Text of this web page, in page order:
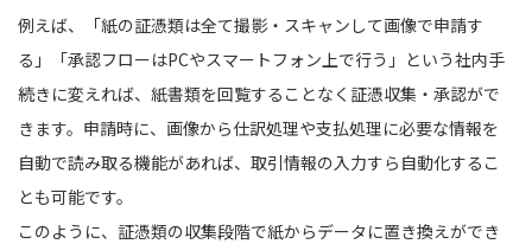
例えば、「紙の証憑類は全て撮影・スキャンして画像で申請す
る」「承認フローはPCやスマートフォン上で行う」という社内手
続きに変えれば、紙書類を回覧することなく証憑収集・承認がで
きます。申請時に、画像から仕訳処理や支払処理に必要な情報を
自動で読み取る機能があれば、取引情報の入力すら自動化するこ
とも可能です。
このように、証憑類の収集段階で紙からデータに置き換えができ